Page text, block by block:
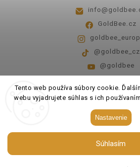
Tento web používa súbory cookie.
webu vyjadrujete súhlas s ich
Nastavenie
Súhlasím
info@
GoldBee.cz
@goldbee_cz
@goldbee
Pondelok - piatok
GoldBee. Všetky
Upraviť nastavenie
Shoptet| Design